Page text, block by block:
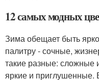
12 самых модных
Зима обещает быть
палитру - сочные,
такие разные: сложные
яркие и приглушенные.